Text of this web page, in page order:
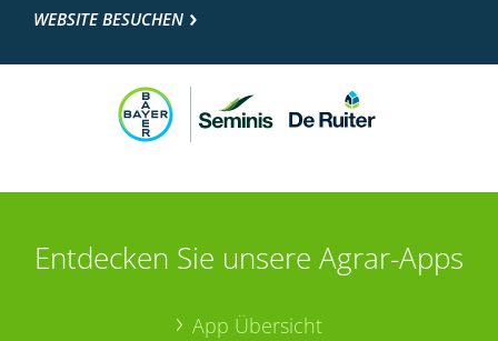
WEBSITE BESUCHEN
Entdecken Sie unsere Agrar-Apps
App Übersicht